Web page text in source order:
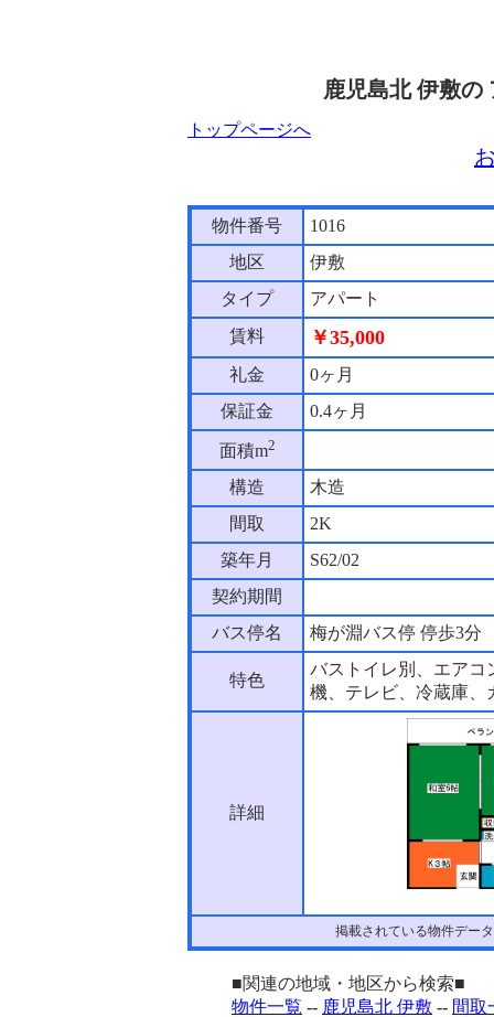
鹿児島北 伊敷の
トップページへ
物件番号
1016
地区
伊敷
タイプ
アパート
賃料
￥35,000
礼金
0ヶ月
保証金
0.4ヶ月
面積m2
構造
木造
間取
2K
築年月
S62/02
契約期間
バス停名
梅が淵バス停 停歩3分
特色
バストイレ別、エアコ
機、テレビ、冷蔵庫、
詳細
掲載されている物件デー
■関連の地域・地区から検索■
物件一覧 -- 鹿児島北 伊敷 -- 間取